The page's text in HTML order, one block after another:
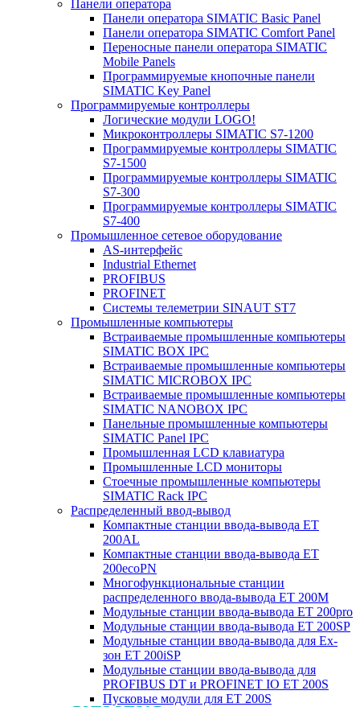
Панели оператора
Панели оператора SIMATIC Basic Panel
Панели оператора SIMATIC Comfort Panel
Переносные панели оператора SIMATIC
Mobile Panels
Программируемые кнопочные панели
SIMATIC Key Panel
Программируемые контроллеры
Логические модули LOGO!
Микроконтроллеры SIMATIC S7-1200
Программируемые контроллеры SIMATIC
S7-1500
Программируемые контроллеры SIMATIC
S7-300
Программируемые контроллеры SIMATIC
S7-400
Промышленное сетевое оборудование
AS-интерфейс
Industrial Ethernet
PROFIBUS
PROFINET
Системы телеметрии SINAUT ST7
Промышленные компьютеры
Встраиваемые промышленные компьютеры
SIMATIC BOX IPC
Встраиваемые промышленные компьютеры
SIMATIC MICROBOX IPC
Встраиваемые промышленные компьютеры
SIMATIC NANOBOX IPC
Панельные промышленные компьютеры
SIMATIC Panel IPC
Промышленная LCD клавиатура
Промышленные LCD мониторы
Стоечные промышленные компьютеры
SIMATIC Rack IPC
Распределенный ввод-вывод
Компактные станции ввода-вывода ET
200AL
Компактные станции ввода-вывода ET
200ecoPN
Многофункциональные станции
распределенного ввода-вывода ET 200M
Модульные станции ввода-вывода ET 200pro
Модульные станции ввода-вывода ET 200SP
Модульные станции ввода-вывода для Ex-
зон ET 200iSP
Модульные станции ввода-вывода для
PROFIBUS DT и PROFINET IO ET 200S
Пусковые модули для ET 200S